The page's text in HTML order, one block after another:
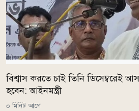
বিশ্বাস করতে চাই তিনি
হবেন: আইনমন্ত্রী
০ মিনিট আগে